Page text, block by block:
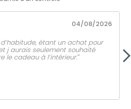
04/08/2026
étant un achat pour
j aurais seulement souhaité
le cadeau à l’intérieur.ˮ